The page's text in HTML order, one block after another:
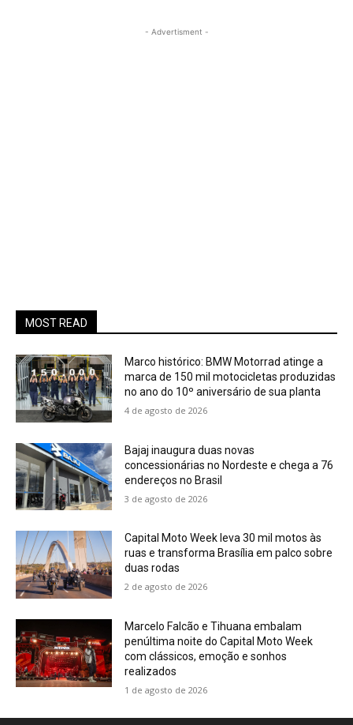
- Advertisment -
MOST READ
Marco histórico: BMW Motorrad atinge a
marca de 150 mil motocicletas produzidas
no ano do 10º aniversário de sua planta
4 de agosto de 2026
Bajaj inaugura duas novas
concessionárias no Nordeste e chega a 76
endereços no Brasil
3 de agosto de 2026
Capital Moto Week leva 30 mil motos às
ruas e transforma Brasília em palco sobre
duas rodas
2 de agosto de 2026
Marcelo Falcão e Tihuana embalam
penúltima noite do Capital Moto Week
com clássicos, emoção e sonhos
realizados
1 de agosto de 2026